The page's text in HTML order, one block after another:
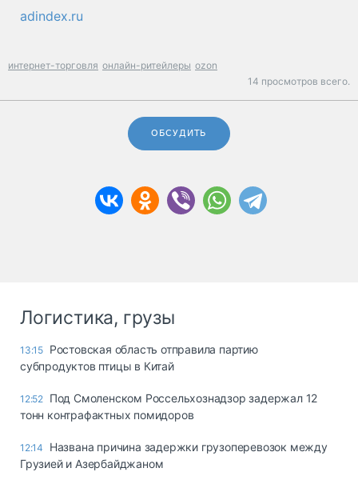
adindex.ru
интернет-торговля онлайн-ритейлеры ozon
14 просмотров всего.
ОБСУДИТЬ
Логистика, грузы
13:15 Ростовская область отправила партию
субпродуктов птицы в Китай
12:52 Под Смоленском Россельхознадзор задержал 12
тонн контрафактных помидоров
12:14
Названа причина задержки грузоперевозок между
Грузией и Азербайджаном